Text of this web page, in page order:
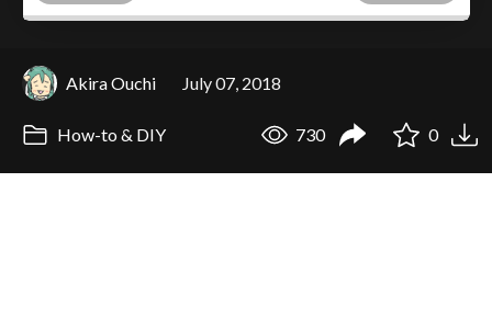
Akira Ouchi July 07, 2018
How-to & DIY 730 0